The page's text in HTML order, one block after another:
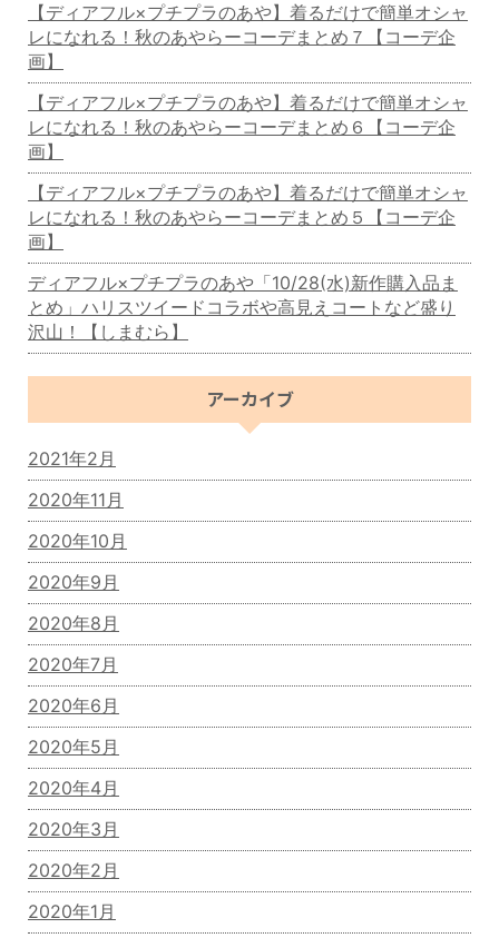
【ディアフル×プチプラのあや】着るだけで簡単オシャ
レになれる！秋のあやらーコーデまとめ７【コーデ企
画】
【ディアフル×プチプラのあや】着るだけで簡単オシャ
レになれる！秋のあやらーコーデまとめ６【コーデ企
画】
【ディアフル×プチプラのあや】着るだけで簡単オシャ
レになれる！秋のあやらーコーデまとめ５【コーデ企
画】
ディアフル×プチプラのあや「10/28(水)新作購入品ま
とめ」ハリスツイードコラボや高見えコートなど盛り
沢山！【しまむら】
アーカイブ
2021年2月
2020年11月
2020年10月
2020年9月
2020年8月
2020年7月
2020年6月
2020年5月
2020年4月
2020年3月
2020年2月
2020年1月